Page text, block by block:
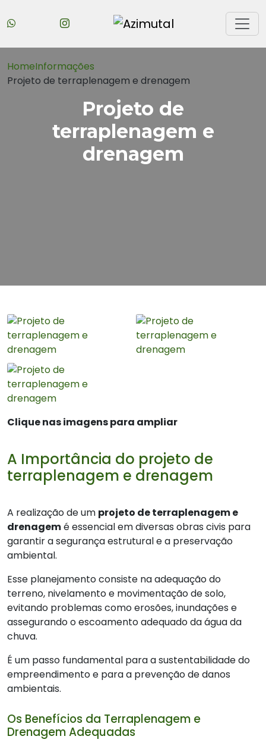
HomeInformações
Projeto de terraplenagem e drenagem
Projeto de
terraplenagem e
drenagem
Clique nas imagens para ampliar
A Importância do projeto de
terraplenagem e drenagem
A realização de um projeto de terraplenagem e
drenagemé essencial em diversas obras civis para
garantir a segurança estrutural e a preservação
ambiental.
Esse planejamento consiste na adequação do
terreno, nivelamento e movimentação de solo,
evitando problemas como erosões, inundações e
assegurando o escoamento adequado da água da
chuva.
É um passo fundamental para a sustentabilidade do
empreendimento e para a prevenção de danos
ambientais.
Os Benefícios da Terraplenagem e
Drenagem Adequadas